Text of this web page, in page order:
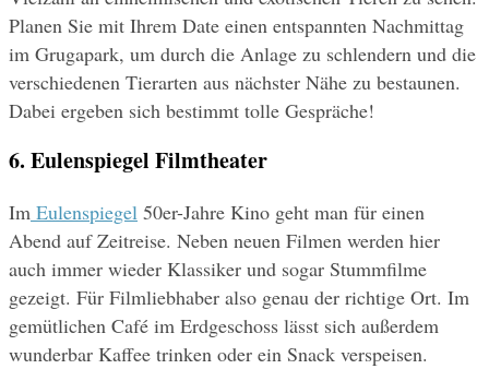
Planen Sie mit Ihrem Date einen entspannten Nachmittag
im Grugapark, um durch die Anlage zu schlendern und die
verschiedenen Tierarten aus nächster Nähe zu bestaunen.
Dabei ergeben sich bestimmt tolle Gespräche!
6. Eulenspiegel Filmtheater
Im Eulenspiegel 50er-Jahre Kino geht man für einen
Abend auf Zeitreise. Neben neuen Filmen werden hier
auch immer wieder Klassiker und sogar Stummfilme
gezeigt. Für Filmliebhaber also genau der richtige Ort. Im
gemütlichen Café im Erdgeschoss lässt sich außerdem
wunderbar Kaffee trinken oder ein Snack verspeisen.